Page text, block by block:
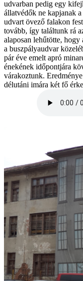
udvarban pedig egy
állatvédők ne kapjanak
udvart övező falakon
tovább, így találtunk rá
alaposan lehűtötte, hogy
a buszpályaudvar
pár éve emelt apró
énekének időpontjára
várakoztunk.
délutáni imára két fő